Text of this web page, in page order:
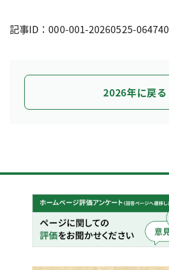
記事ID：000-001-20260525-064740
2026年に戻る